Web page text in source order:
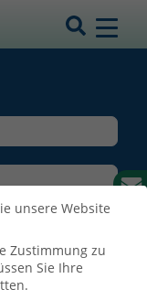
unsere Website
Zustimmung zu
Sie Ihre